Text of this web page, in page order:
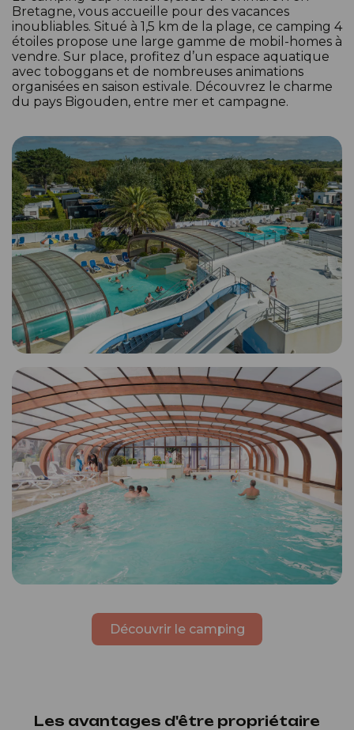
Bretagne, vous accueille pour des vacances
inoubliables. Situé à 1,5 km de la plage, ce camping 4
étoiles propose une large gamme de mobil-homes à
vendre. Sur place, profitez d’un espace aquatique
avec toboggans et de nombreuses animations
organisées en saison estivale. Découvrez le charme
du pays Bigouden, entre mer et campagne.
Découvrir le camping
Les avantages d'être propriétaire